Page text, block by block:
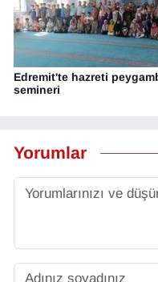
Edremit'te hazreti
semineri
Yorumlar